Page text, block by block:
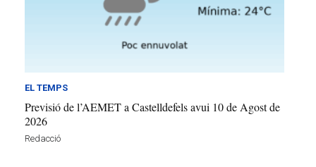
EL TEMPS
Previsió de l’AEMET a Castelldefels avui 10 de Agost de
2026
Redacció